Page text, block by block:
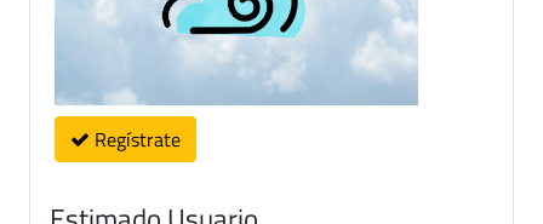
Regístrate